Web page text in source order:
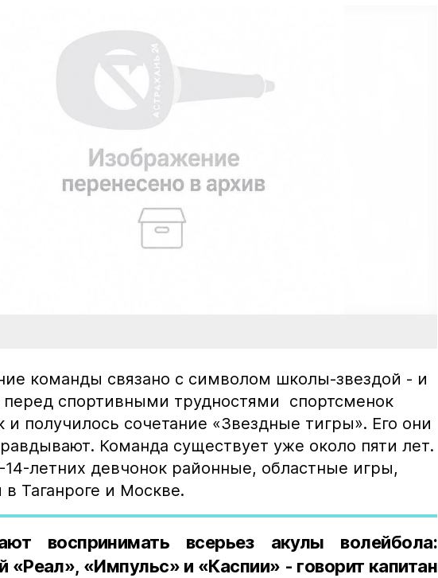
команды связано с символом школы-звездой - и
спортивными трудностями спортсменок
и получилось сочетание «Звездные тигры». Его они
Команда существует уже около пяти лет.
летних девчонок районные, областные игры,
в Таганроге и Москве.
воспринимать всерьез акулы волейбола:
«Реал», «Импульс» и «Каспии» - говорит капитан